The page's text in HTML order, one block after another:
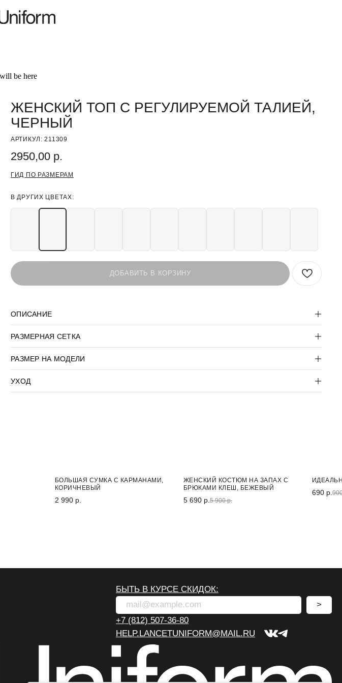
be here
ЖЕНСКИЙ ТОП С РЕГУЛИРУЕМОЙ ТАЛИЕЙ,
ЧЕРНЫЙ
АРТИКУЛ:211309
2950,00 р.
ГИД ПО РАЗМЕРАМ
ДОБАВИТЬ В КОРЗИНУ
В ДРУГИХ ЦВЕТАХ:
ОПИСАНИЕ
РАЗМЕРНАЯ СЕТКА
РАЗМЕР НА МОДЕЛИ
УХОД
БОЛЬШАЯ СУМКА С КАРМАНАМИ,
КОРИЧНЕВЫЙ
2 990 р.
ЖЕНСКИЙ КОСТЮМ НА ЗАПАХ С
БРЮКАМИ КЛЕШ, БЕЖЕВЫЙ
5 690 р. 5 900 р.
690 р.
БЫТЬ В КУРСЕ СКИДОК:
>
+7 (812) 507-36-80
HELP.LANCETUNIFORM@MAIL.RU